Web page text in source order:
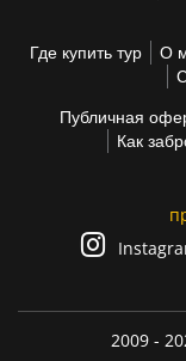
Где купить тур О
Публичная
Как
2009 -